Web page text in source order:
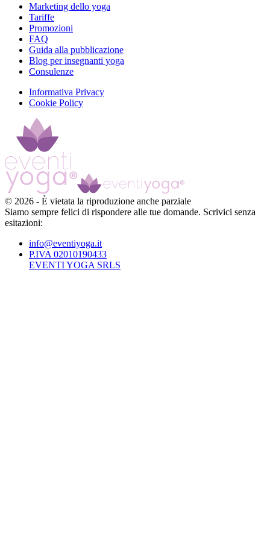
Marketing dello yoga
Tariffe
Promozioni
FAQ
Guida alla pubblicazione
Blog per insegnanti yoga
Consulenze
Informativa Privacy
Cookie Policy
© 2026 - È vietata la riproduzione anche parziale
Siamo sempre felici di rispondere alle tue domande. Scrivici senza
esitazioni:
info@eventiyoga.it
P.IVA 02010190433
EVENTI YOGA SRLS